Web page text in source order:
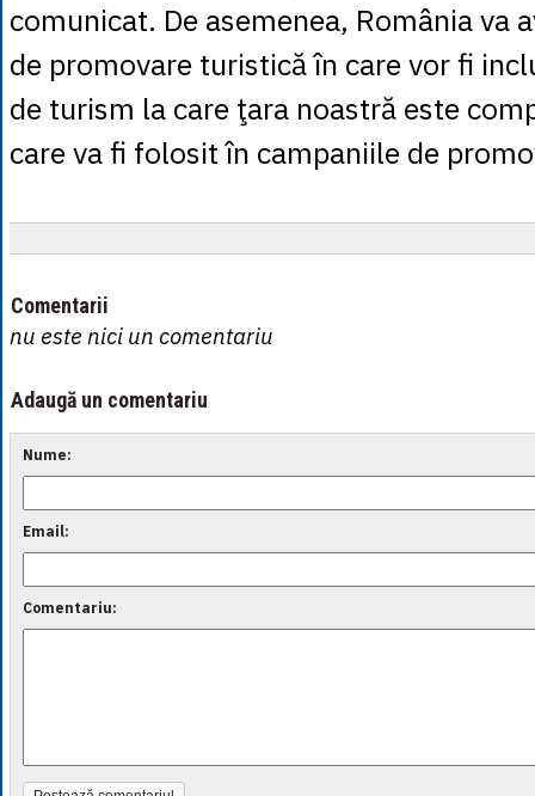
comunicat. De asemenea, România va
de promovare turistică în care vor fi
de turism la care ţara noastră este
care va fi folosit în campaniile de
Comentarii
nu este nici un comentariu
Adaugă un comentariu
Nume:
Email:
Comentariu: